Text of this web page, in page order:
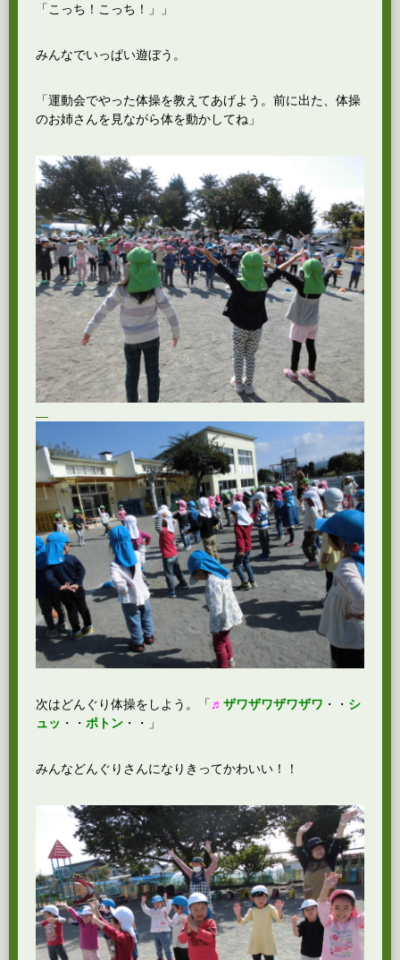
「こっち！こっち！」」
みんなでいっぱい遊ぼう。
「運動会でやった体操を教えてあげよう。前に出た、体操
のお姉さんを見ながら体を動かしてね」
次はどんぐり体操をしよう。「 ♬ ザワザワザワザワ ・・ シ
ュッ ・・ ポトン ・ ・」
みんなどんぐりさんになりきってかわいい！！